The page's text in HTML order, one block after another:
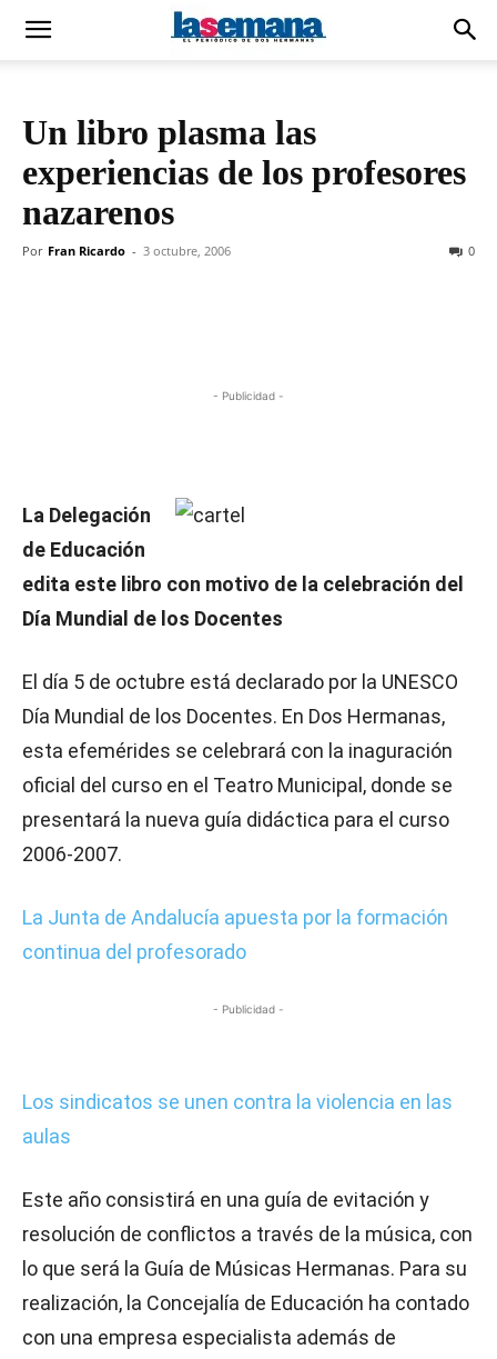
Un libro plasma las
experiencias de los profesores
nazarenos
Por Fran Ricardo - 3 octubre, 2006 0
- Publicidad -
La Delegación
de Educación
edita este libro con motivo de la celebración del
Día Mundial de los Docentes
El día 5 de octubre está declarado por la UNESCO
Día Mundial de los Docentes. En Dos Hermanas,
esta efemérides se celebrará con la inaguración
oficial del curso en el Teatro Municipal, donde se
presentará la nueva guía didáctica para el curso
2006-2007.
La Junta de Andalucía apuesta por la formación
continua del profesorado
- Publicidad -
Los sindicatos se unen contra la violencia en las
aulas
Este año consistirá en una guía de evitación y
resolución de conflictos a través de la música, con
lo que será la Guía de Músicas Hermanas. Para su
realización, la Concejalía de Educación ha contado
con una empresa especialista además de